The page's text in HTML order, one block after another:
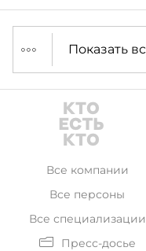
Показать
Все компании
Все персоны
Все специализации
Пресс-досье